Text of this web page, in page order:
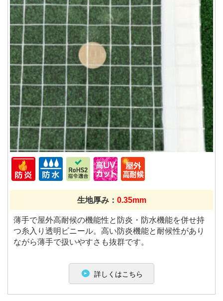
生地厚み： 0.35mm
薄手で屋外高耐候の機能性と防炎・防水機能を併せ持
つ糸入り透明ビニール。高い防炎機能と耐候性があり
ながら薄手で扱いやすさも抜群です。
詳しくはこちら